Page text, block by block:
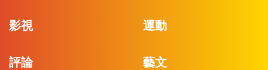
影視 運動
評論 藝文